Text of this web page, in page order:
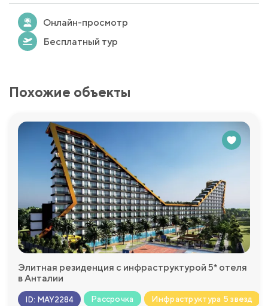
Онлайн-просмотр
Бесплатный тур
Похожие объекты
Элитная резиденция с инфраструктурой 5* отеля
в Анталии
ID: MAY2284 Рассрочка Инфраструктура 5 звезд